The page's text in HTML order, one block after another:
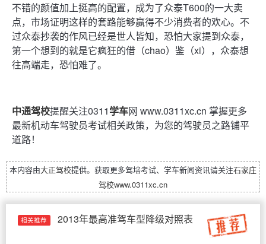
不错的颜值加上挺高的配置，成为了众泰T600的一大卖
点，市场证明这样的套路能够赢得不少消费者的欢心。不
过众泰抄袭的作风已经是世人皆知，恐怕大家提到众泰，
第一个想到的就是它疯狂的借（chao）鉴（xi），众泰想
往高端走，恐怕难了。
中通驾校提醒关注0311学车网 www.0311xc.cn 掌握更多
最新机动车驾驶员考试相关政策，为您的驾驶员之路铺平
道路！
本内容由大正驾校提供。获取更多驾培考试、学车新闻资讯请关注石家庄
驾校www.0311xc.cn
相关推荐 2013年最高准驾车型降级对照表